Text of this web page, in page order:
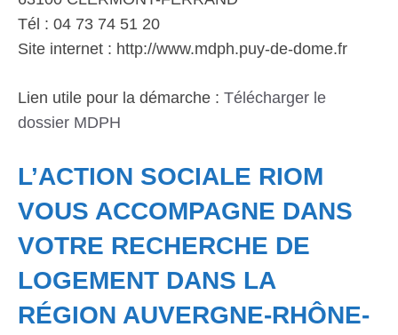
Tél : 04 73 74 51 20
Site internet : http://www.mdph.puy-de-dome.fr
Lien utile pour la démarche : Télécharger le
dossier MDPH
L’ACTION SOCIALE RIOM
VOUS ACCOMPAGNE DANS
VOTRE RECHERCHE DE
LOGEMENT DANS LA
RÉGION AUVERGNE-RHÔNE-